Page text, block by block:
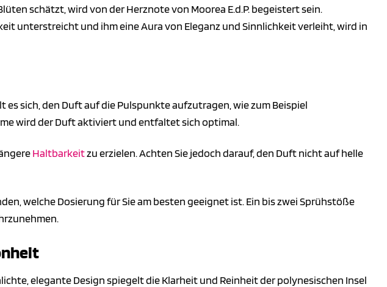
schätzt, wird von der Herznote von Moorea E.d.P. begeistert sein.
unterstreicht und ihm eine Aura von Eleganz und Sinnlichkeit verleiht, wird in
es sich, den Duft auf die Pulspunkte aufzutragen, wie zum Beispiel
wird der Duft aktiviert und entfaltet sich optimal.
Haltbarkeitzu erzielen. Achten Sie jedoch darauf, den Duft nicht auf helle
welche Dosierung für Sie am besten geeignet ist. Ein bis zwei Sprühstöße
elegante Design spiegelt die Klarheit und Reinheit der polynesischen Insel